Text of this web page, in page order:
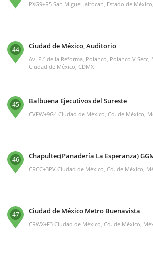
PXG9+R5 San Miguel Jaltocan, Estado de
44 Ciudad de México, Auditorio
Av. P.º de la Reforma, Polanco, Polanco V
Ciudad de México, CDMX
45 Balbuena Ejecutivos del Sureste
CVFW+9G4 Ciudad de México, Cd. de México,
46 Chapultec(Panadería La Esperanza)
CRCC+3PV Ciudad de México, Cd. de México,
47 Ciudad de México Metro Buenavista
CRWX+F3 Ciudad de México, Cd. de México,